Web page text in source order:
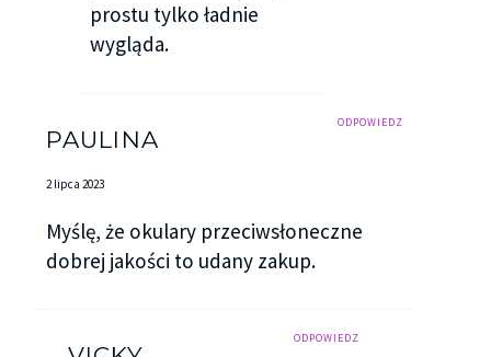
prostu tylko ładnie
wygląda.
ODPOWIEDZ
PAULINA
2 lipca 2023
Myślę, że okulary przeciwsłoneczne
dobrej jakości to udany zakup.
ODPOWIEDZ